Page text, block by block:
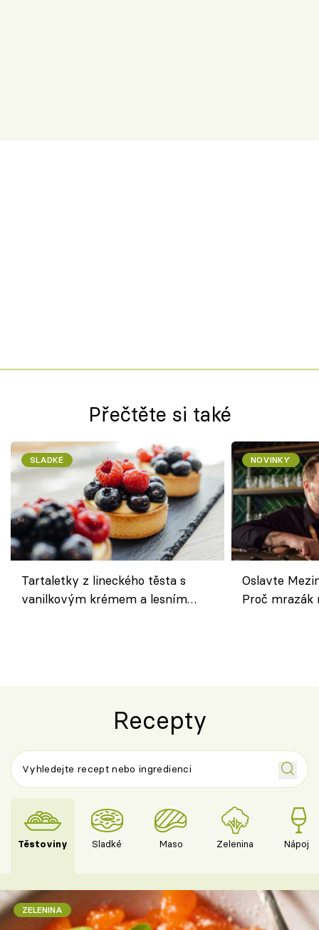
Přečtěte si také
SLADKÉ
Tartaletky z lineckého těsta s
vanilkovým krémem a lesním
NOVINKY
Oslavte
Proč
Recepty
Těstoviny Sladké Maso Zelenina Nápoje
ZELENINA